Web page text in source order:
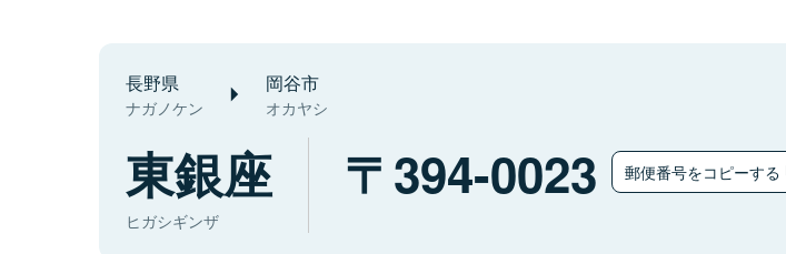
長野県
ナガノケン
岡谷市
オカヤシ
東銀座
ヒガシギンザ
394-0023 郵便番号をコピーする